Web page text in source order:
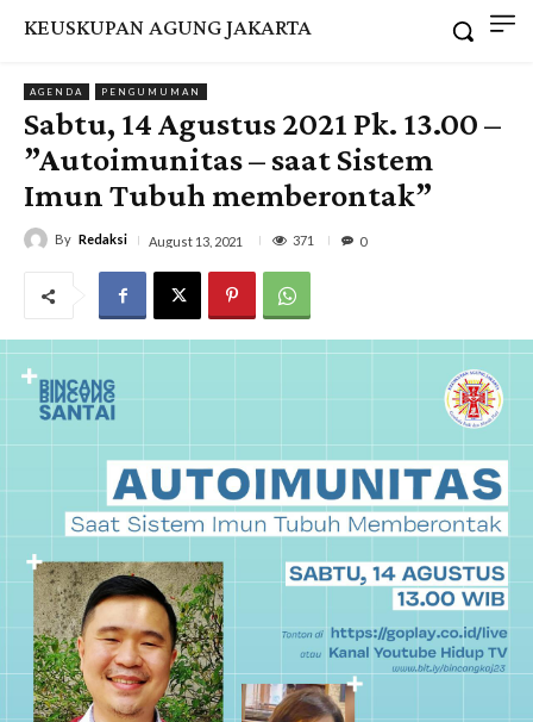
KEUSKUPAN AGUNG JAKARTA
AGENDA PENGUMUMAN
Sabtu, 14 Agustus 2021 Pk. 13.00 –
”Autoimunitas – saat Sistem
Imun Tubuh memberontak”
By Redaksi August 13, 2021 371 0